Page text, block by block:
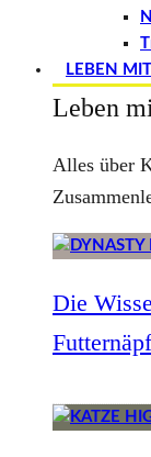
LEBEN
Leben
Alles über
Die